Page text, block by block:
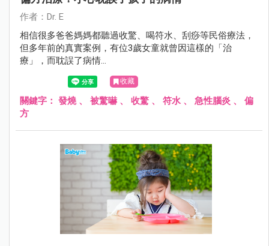
作者：Dr. E
相信很多爸爸媽媽都聽過收驚、喝符水、刮痧等民俗療法，
但多年前的真實案例，有位3歲女童就曾因這樣的「治
療」，而耽誤了病情…
收藏
關鍵字： 發燒、 被驚嚇 、 收驚 、 符水 、 急性腦炎 、 偏
方